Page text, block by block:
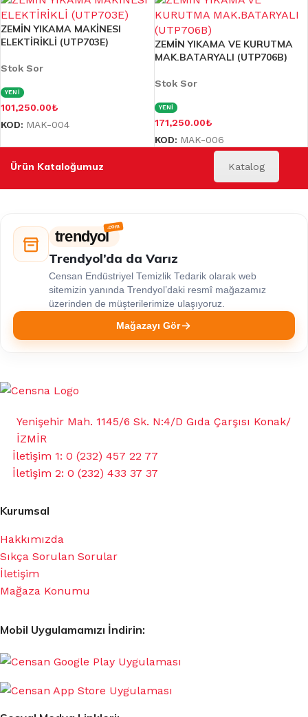
ZEMİN YIKAMA MAKİNESI
ELEKTİRİKLİ (UTP703E)
Stok Sor
YENİ
101,250.00₺
KOD: MAK-004
ZEMİN YIKAMA VE KURUTMA
MAK.BATARYALI (UTP706B)
Stok Sor
YENİ
171,250.00₺
KOD: MAK-006
Ürün Kataloğumuz Katalog
trendyol
Trendyol’da da Varız
Censan Endüstriyel Temizlik Tedarik olarak web
sitemizin yanında Trendyol’daki resmî mağazamız
üzerinden de müşterilerimize ulaşıyoruz.
Mağazayı Gör
Yenişehir Mah. 1145/6 Sk. N:4/D Gıda Çarşısı Konak/
İZMİR
İletişim 1: 0 (232) 457 22 77
İletişim 2: 0 (232) 433 37 37
Kurumsal
Hakkımızda
Sıkça Sorulan Sorular
İletişim
Mağaza Konumu
Mobil Uygulamamızı İndirin: